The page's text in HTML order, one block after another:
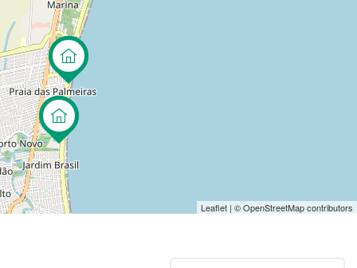
Leaflet | ©OpenStreetMapcontributors